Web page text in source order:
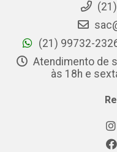
(21) 99732-
Atendimento de
às 18h e